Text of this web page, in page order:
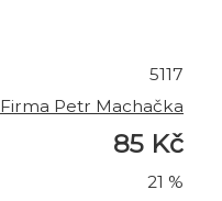
5117
Firma Petr Machačka
85 Kč
21 %